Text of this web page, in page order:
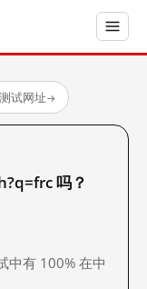
试网址→
吗？
有 100% 在中